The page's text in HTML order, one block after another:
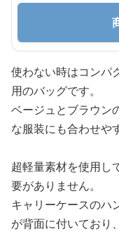
使わない時はコンパ
用のバッグです。
ベージュとブラウン
な服装にも合わせや
超軽量素材を使用し
要がありません。
キャリーケースのハ
が背面に付いており